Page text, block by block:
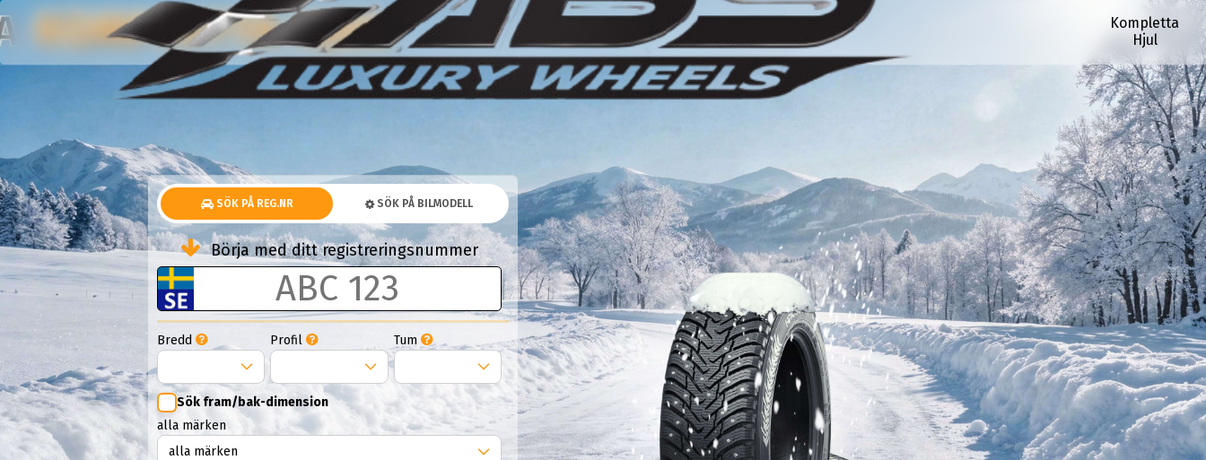
Kompletta
Hjul
DUBBDÄCK
KOMPLETTA HJUL
SÖK PÅ REG.NR SÖK PÅ BILMODELL
Börja med ditt registreringsnummer
Bredd Profil Tum
Sök fram/bak-dimension
alla märken